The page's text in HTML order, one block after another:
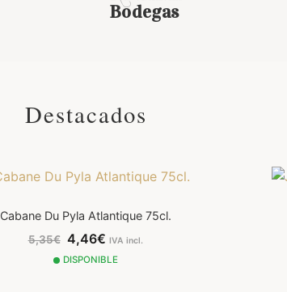
Bodegas
Destacados
Cabane Du Pyla Atlantique 75cl.
5,35€ 4,46€IVA incl.
DISPONIBLE